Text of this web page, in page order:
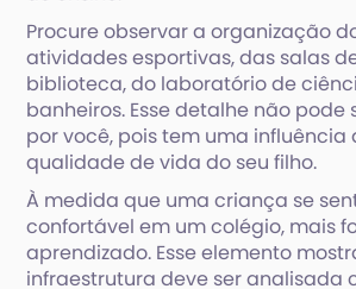
Procure observar a organização
atividades esportivas, das salas
biblioteca, do laboratório de
banheiros. Esse detalhe não pode
por você, pois tem uma influência
qualidade de vida do seu filho.
À medida que uma criança se
confortável em um colégio, mais
aprendizado. Esse elemento
infraestrutura deve ser analisada